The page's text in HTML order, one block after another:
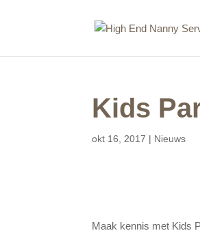
Kids
okt 16, 2017 | Nieuws
Maak kennis met Kids